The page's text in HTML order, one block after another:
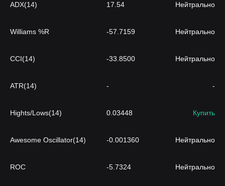
ADX(14) 17.54 Нейтрально
Williams %R -57.7159 Нейтрально
CCI(14) -33.8500 Нейтрально
ATR(14) - -
Hights/Lows(14) 0.03448 Купить
Awesome Oscillator(14) -0.001360 Нейтрально
ROC -5.7324 Нейтрально